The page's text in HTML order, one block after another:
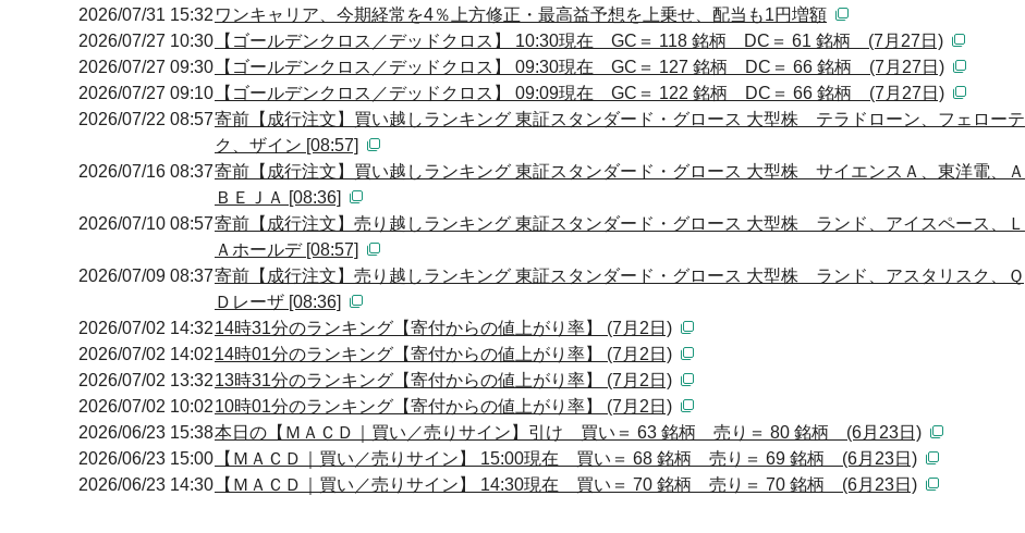
2026/07/31 15:32 ワンキャリア、今期経常を4％上方修正・最高益予想を上乗せ、配当も1円増額
2026/07/27 10:30 【ゴールデンクロス／デッドクロス】 10:30現在 GC＝ 118 銘柄 DC＝ 61 銘柄 (7月27日)
2026/07/27 09:30 【ゴールデンクロス／デッドクロス】 09:30現在 GC＝ 127 銘柄 DC＝ 66 銘柄 (7月27日)
2026/07/27 09:10 【ゴールデンクロス／デッドクロス】 09:09現在 GC＝ 122 銘柄 DC＝ 66 銘柄 (7月27日)
2026/07/22 08:57寄前【成行注文】買い越しランキング 東証スタンダード・グロース 大型株 テラドローン、フェローテ
ク、ザイン [08:57]
2026/07/16 08:37寄前【成行注文】買い越しランキング 東証スタンダード・グロース 大型株 サイエンスＡ、東洋電、Ａ
ＢＥＪＡ [08:36]
2026/07/10 08:57寄前【成行注文】売り越しランキング 東証スタンダード・グロース 大型株 ランド、アイスペース、Ｌ
Ａホールデ [08:57]
2026/07/09 08:37寄前【成行注文】売り越しランキング 東証スタンダード・グロース 大型株 ランド、アスタリスク、Ｑ
Ｄレーザ [08:36]
2026/07/02 14:3214時31分のランキング【寄付からの値上がり率】 (7月2日)
2026/07/02 14:0214時01分のランキング【寄付からの値上がり率】 (7月2日)
2026/07/02 13:3213時31分のランキング【寄付からの値上がり率】 (7月2日)
2026/07/02 10:0210時01分のランキング【寄付からの値上がり率】 (7月2日)
2026/06/23 15:38本日の【ＭＡＣＤ｜買い／売りサイン】引け 買い＝ 63 銘柄 売り＝ 80 銘柄 (6月23日)
2026/06/23 15:00 【ＭＡＣＤ｜買い／売りサイン】 15:00現在 買い＝ 68 銘柄 売り＝ 69 銘柄 (6月23日)
2026/06/23 14:30 【ＭＡＣＤ｜買い／売りサイン】 14:30現在 買い＝ 70 銘柄 売り＝ 70 銘柄 (6月23日)